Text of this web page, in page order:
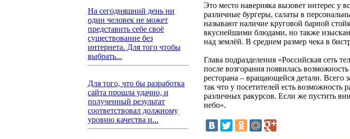
На сегодняшний день ни
один человек не может
представить себе своё
существование без
интернета. Для того чтобы
выбрать...
Для того, что бы разработка
сайта прошла удачно, и
полученный результат
соответствовал должному
уровню качества и...
Это место наверняка вызовет интерес у
различные бургеры, салаты в
называют наличие круговой барной
вкуснейшими блюдами, но также
над землёй. В среднем размер чека в
Глава подразделения «Российская сеть
после возгорания появилась
ресторана – вращающейся детали. Всего
так что у посетителей есть
различных ракурсов. Если же пустить
небо».